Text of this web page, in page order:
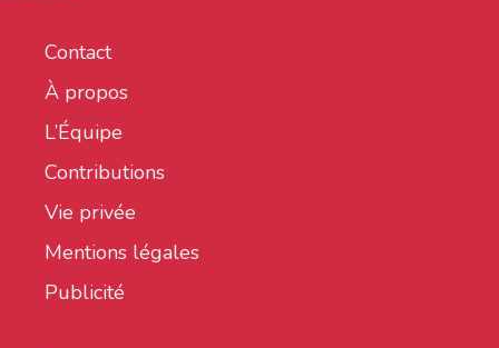
Contact
À propos
L’Équipe
Contributions
Vie privée
Mentions légales
Publicité